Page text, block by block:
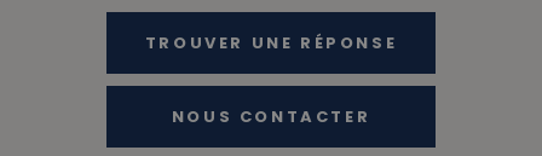
TROUVER UNE RÉPONSE
NOUS CONTACTER